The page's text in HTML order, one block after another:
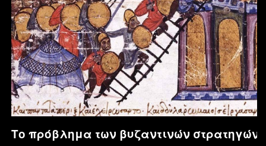
Το πρόβλημα των βυζαντινών στρατηγών